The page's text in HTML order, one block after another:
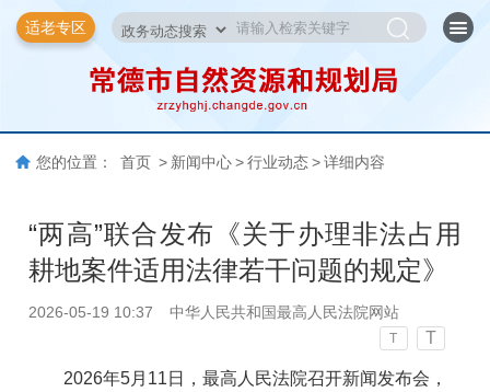
适老专区
您的位置： 首页 > 新闻中心 > 行业动态 > 详细内容
“两高”联合发布《关于办理非法占用
耕地案件适用法律若干问题的规定》
2026-05-19 10:37 中华人民共和国最高人民法院网站
T T
2026年5月11日，最高人民法院召开新闻发布会，